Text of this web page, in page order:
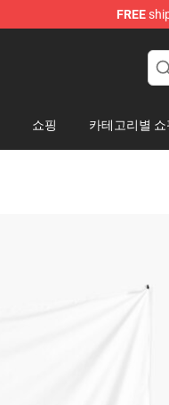
FREE
쇼핑 카테고리별 쇼